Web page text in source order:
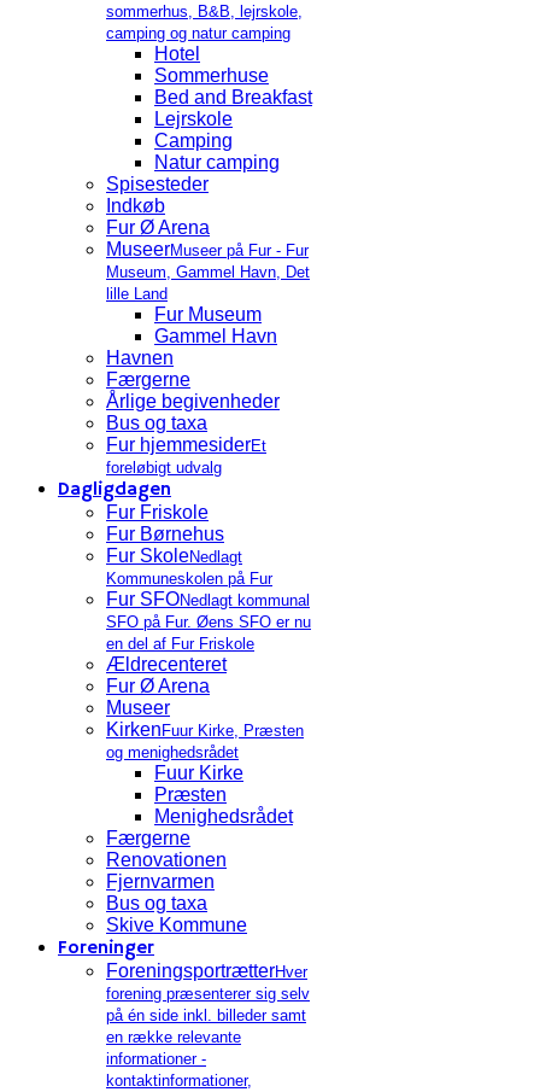
sommerhus, B&B, lejrskole,
camping og natur camping
Hotel
Sommerhuse
Bed and Breakfast
Lejrskole
Camping
Natur camping
Spisesteder
Indkøb
Fur Ø Arena
MuseerMuseer på Fur - Fur
Museum, Gammel Havn, Det
lille Land
Fur Museum
Gammel Havn
Havnen
Færgerne
Årlige begivenheder
Bus og taxa
Fur hjemmesiderEt
foreløbigt udvalg
Dagligdagen
Fur Friskole
Fur Børnehus
Fur SkoleNedlagt
Kommuneskolen på Fur
Fur SFONedlagt kommunal
SFO på Fur. Øens SFO er nu
en del af Fur Friskole
Ældrecenteret
Fur Ø Arena
Museer
Kirken Fuur Kirke, Præsten
og menighedsrådet
Fuur Kirke
Præsten
Menighedsrådet
Færgerne
Renovationen
Fjernvarmen
Bus og taxa
Skive Kommune
Foreninger
ForeningsportrætterHver
forening præsenterer sig selv
på én side inkl. billeder samt
en række relevante
informationer -
kontaktinformationer,